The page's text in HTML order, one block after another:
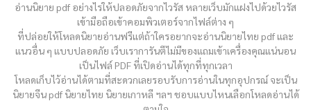
อ่านนิยาย pdf อย่างไรให้ปลอดภัยจากไวรัส หลายเว็บมักแฝงไปด้วยไวรัส
เข้ามือถือเข้าคอมพิวเตอร์จากไฟล์ต่าง ๆ
ที่ปล่อยให้โหลดนิยายอ่านฟรีแต่ถ้าใครอยากจะอ่านนิยายไทย pdf และ
แนวอื่น ๆ แบบปลอดภัย เว็บเราการันตีไม่มีของแถมเข้าเครื่องคุณแน่นอน
เป็นไฟล์ PDF ที่เปิดอ่านได้ทุกที่ทุกเวลา
โหลดเก็บไว้อ่านได้ตามที่สะดวกเลยรอบรับการอ่านในทุกอุปกรณ์ จะเป็น
นิยายจีน pdf นิยายไทย นิยายเกาหลี ฯลฯ ชอบแบบไหนเลือกโหลดอ่านได้